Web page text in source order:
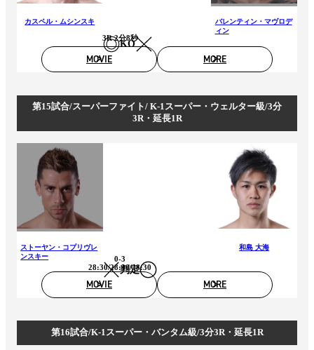
カスペル・ムシンスキ
KO
3R 2分8秒
バレンティン・マヴロデ
ィン
MOVIE MORE
第15試合/スーパーファイト/ K-1スーパー・ウェルター級/3分
3R・延長1R
ストーヤン・コプリヴレ
ンスキー
判定
0-3
28:30/28:30/28:30
和島 大海
MOVIE MORE
第16試合/K-1スーパー・バンタム級/3分3R・延長1R